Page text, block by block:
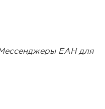
ЕАН для